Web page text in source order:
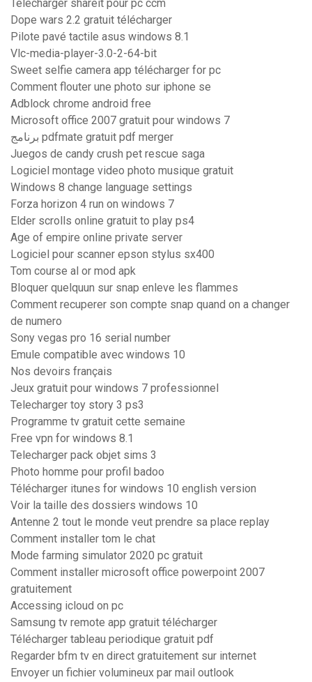
Telecharger shareit pour pc ccm
Dope wars 2.2 gratuit télécharger
Pilote pavé tactile asus windows 8.1
Vlc-media-player-3.0-2-64-bit
Sweet selfie camera app télécharger for pc
Comment flouter une photo sur iphone se
Adblock chrome android free
Microsoft office 2007 gratuit pour windows 7
برنامج pdfmate gratuit pdf merger
Juegos de candy crush pet rescue saga
Logiciel montage video photo musique gratuit
Windows 8 change language settings
Forza horizon 4 run on windows 7
Elder scrolls online gratuit to play ps4
Age of empire online private server
Logiciel pour scanner epson stylus sx400
Tom course al or mod apk
Bloquer quelquun sur snap enleve les flammes
Comment recuperer son compte snap quand on a changer
de numero
Sony vegas pro 16 serial number
Emule compatible avec windows 10
Nos devoirs français
Jeux gratuit pour windows 7 professionnel
Telecharger toy story 3 ps3
Programme tv gratuit cette semaine
Free vpn for windows 8.1
Telecharger pack objet sims 3
Photo homme pour profil badoo
Télécharger itunes for windows 10 english version
Voir la taille des dossiers windows 10
Antenne 2 tout le monde veut prendre sa place replay
Comment installer tom le chat
Mode farming simulator 2020 pc gratuit
Comment installer microsoft office powerpoint 2007
gratuitement
Accessing icloud on pc
Samsung tv remote app gratuit télécharger
Télécharger tableau periodique gratuit pdf
Regarder bfm tv en direct gratuitement sur internet
Envoyer un fichier volumineux par mail outlook